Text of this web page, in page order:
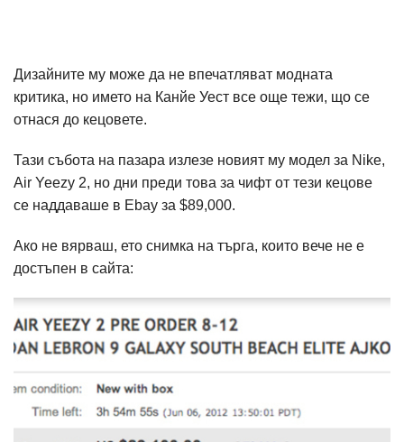
Дизайните му може да не впечатляват модната
критика, но името на Канйе Уест все още тежи, що се
отнася до кецовете.
Тази събота на пазара излезе новият му модел за Nike,
Air Yeezy 2, но дни преди това за чифт от тези кецове
се наддаваше в Ebay за $89,000.
Ако не вярваш, ето снимка на търга, които вече не е
достъпен в сайта: